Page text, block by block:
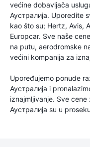
većine dobavljača
Аустралија. Uporedite
kao što su; Hertz, Avis,
Europcar. Sve naše
na putu, aerodromske
većini kompanija za
Upoređujemo ponude
Аустралија i
iznajmljivanje. Sve
Аустралија su u